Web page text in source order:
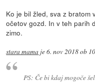
Ko je bil žled, sva z bratom
očetov gozd. In v teh parih
zimo.
stara mama je6. nov 2018 ob
PS: Če bi kdaj mogoče